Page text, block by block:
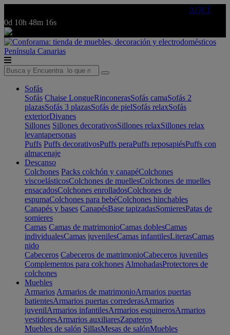
AQUÍ
0d 10h 48m 16s
Península Canarias
Sofás
Sofás Chaise LongueRinconerasSofás camaSofás 2
plazasSofás 3 plazasSofás de pielSofás relaxSofás
exteriorDivanes
Sillones Sillones decorativosSillones relaxSillones relax
levantapersonas
Puffs Puffs decorativosPuffs peraPuffs reposapiésPuffs con
almacenaje
Descanso
Colchones Packs colchón y canapéColchones
viscoelásticosColchones de muellesColchones de muelles
ensacadosColchones enrolladosColchones de
espumaColchones para bebéColchones hinchables
Canapés y bases CanapésBase tapizadasSomieresPatas de
somieres
Camas Camas de matrimonioCamas doblesCamas
individualesCamas juvenilesCamas infantilesLiterasCamas
nido
Cabeceros Cabeceros de matrimonioCabeceros juveniles
Complementos para colchones AlmohadasProtectores de
colchones
Muebles
Armarios Armarios de matrimonioArmarios puertas
batientesArmarios puertas correderasArmarios
juvenilArmarios infantilesArmarios esquinerosArmarios
vestidoresArmarios auxiliaresZapateros
Muebles de salón SillasMesas de salónMuebles